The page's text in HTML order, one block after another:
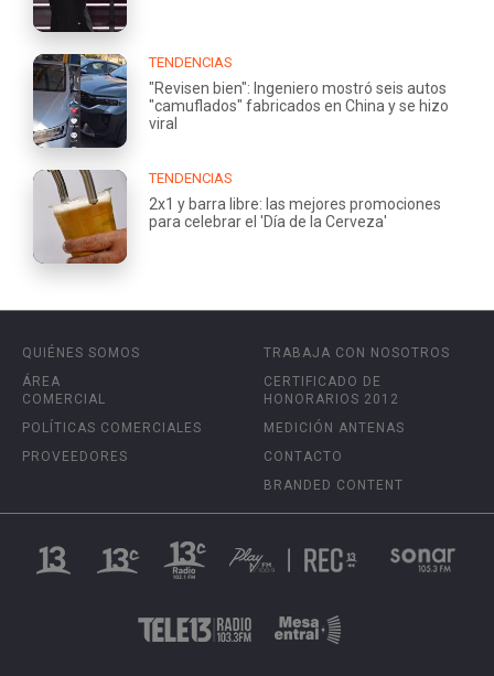
TENDENCIAS
"Revisen bien": Ingeniero mostró seis autos
"camuflados" fabricados en China y se hizo
viral
TENDENCIAS
2x1 y barra libre: las mejores promociones
para celebrar el 'Día de la Cerveza'
QUIÉNES SOMOS
ÁREA
COMERCIAL
POLÍTICAS COMERCIALES
PROVEEDORES
TRABAJA CON NOSOTROS
CERTIFICADO DE
HONORARIOS 2012
MEDICIÓN ANTENAS
CONTACTO
BRANDED CONTENT